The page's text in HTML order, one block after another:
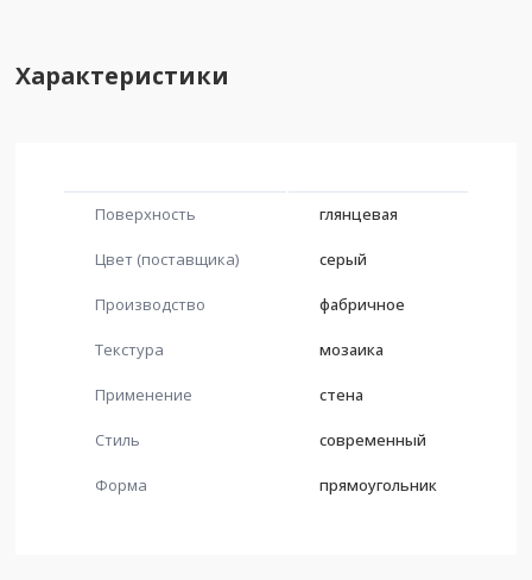
Характеристики
Поверхность глянцевая
Цвет (поставщика) серый
Производство фабричное
Текстура мозаика
Применение стена
Стиль современный
Форма прямоугольник